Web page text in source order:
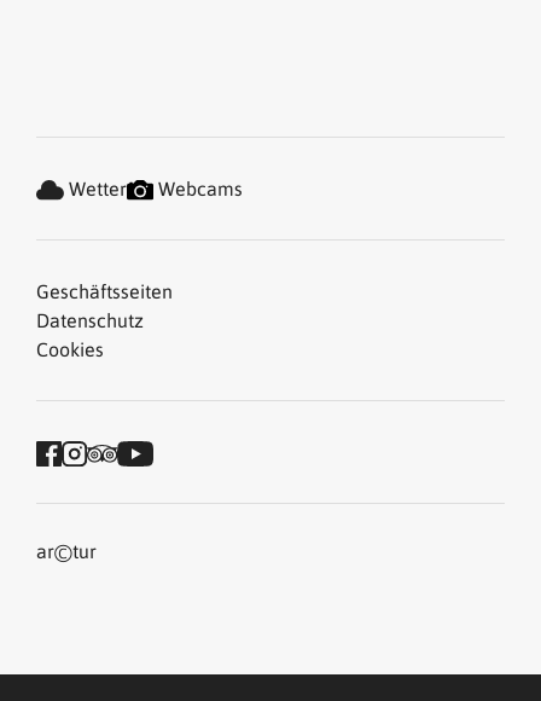
Geschäftsseiten
Datenschutz
Cookies
Wetter Webcams
ar©tur